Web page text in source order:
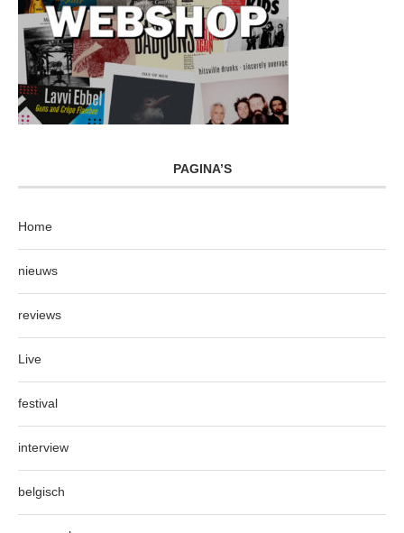
PAGINA’S
Home
nieuws
reviews
Live
festival
interview
belgisch